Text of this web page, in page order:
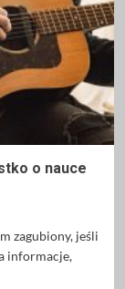
o nauce
zagubiony, jeśli
informacje,